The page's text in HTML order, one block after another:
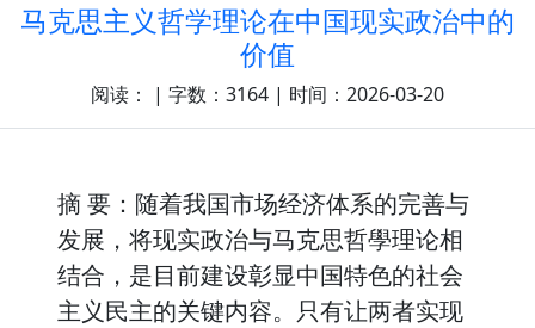
马克思主义哲学理论在中国现实政治中的
价值
阅读： | 字数：3164 | 时间：2026-03-20
摘 要：随着我国市场经济体系的完善与
发展，将现实政治与马克思哲學理论相
结合，是目前建设彰显中国特色的社会
主义民主的关键内容。只有让两者实现